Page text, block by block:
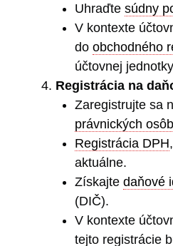
Uhraďte súdny
V kontexte
do obchodného
účtovnej
Registrácia na
Zaregistrujte sa
právnických osôb
Registrácia DPH
aktuálne.
Získajte daňové
(DIČ).
V kontexte
tejto registrácie